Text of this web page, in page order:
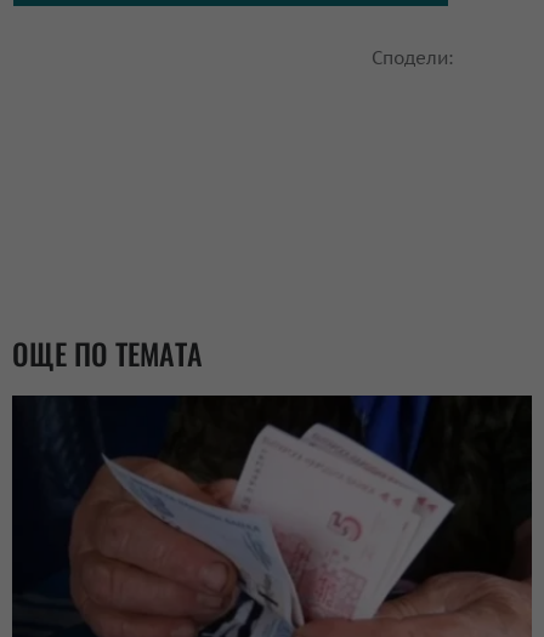
Сподели:
ОЩЕ ПО ТЕМАТА